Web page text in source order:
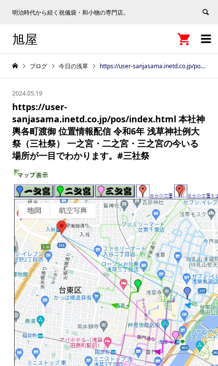
明治時代から続く祝儀袋・和小物の専門店。

旭屋 
ブログ 今日の浅草 https://user-sanjasama.inetd.co.jp/pos/index.html 本社神輿各町渡御 位置情報配信 令和6年 浅草神社例大祭（三社祭） 一之宮・二之宮・三之宮の今いる場所が一目でわかります。#三社祭
2024.05.19
https://user-
sanjasama.inetd.co.jp/pos/index.html 本社神
輿各町渡御 位置情報配信 令和6年 浅草神社例大
祭（三社祭） 一之宮・二之宮・三之宮の今いる
場所が一目でわかります。#三社祭